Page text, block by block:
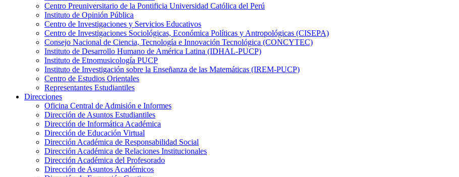
Centro Preuniversitario de la Pontificia Universidad Católica del Perú
Instituto de Opinión Pública
Centro de Investigaciones y Servicios Educativos
Centro de Investigaciones Sociológicas, Económica Políticas y Antropológicas (CISEPA)
Consejo Nacional de Ciencia, Tecnología e Innovación Tecnológica (CONCYTEC)
Instituto de Desarrollo Humano de América Latina (IDHAL-PUCP)
Instituto de Etnomusicología PUCP
Instituto de Investigación sobre la Enseñanza de las Matemáticas (IREM-PUCP)
Centro de Estudios Orientales
Representantes Estudiantiles
Direcciones
Oficina Central de Admisión e Informes
Dirección de Asuntos Estudiantiles
Dirección de Informática Académica
Dirección de Educación Virtual
Dirección Académica de Responsabilidad Social
Dirección Académica de Relaciones Institucionales
Dirección Académica del Profesorado
Dirección de Asuntos Académicos